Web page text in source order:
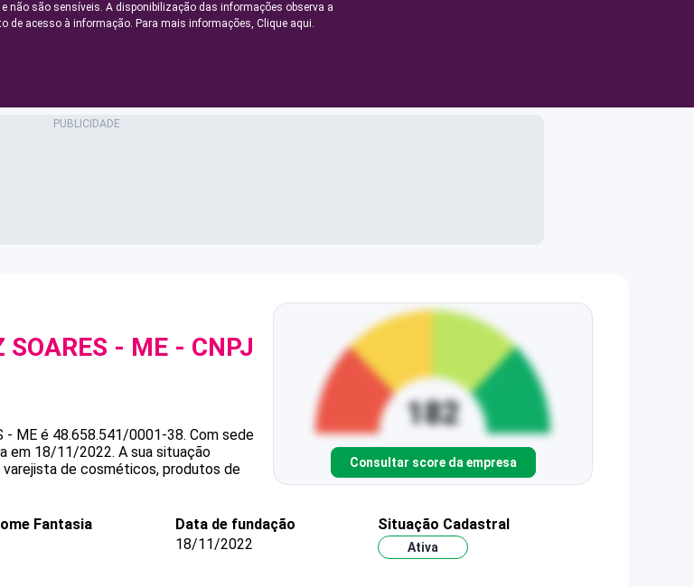
não são sensíveis. A disponibilização das informações observa a
de acesso à informação. Para mais informações, Clique aqui.
- ME - CNPJ
- ME é 48.658.541/0001-38. Com sede
em 18/11/2022. A sua situação
de cosméticos, produtos de
Consultar score da empresa
Fantasia
Data de fundação
18/11/2022
Situação Cadastral
Ativa